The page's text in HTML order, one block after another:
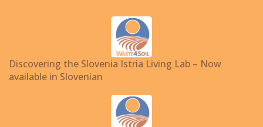
Discovering the Slovenia Istria Living Lab – Now
available in Slovenian